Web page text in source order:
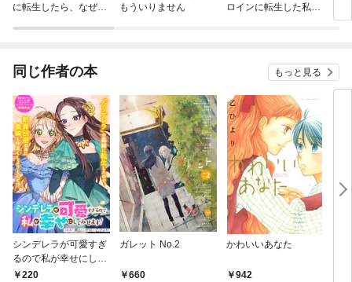
に転生したら、なぜか
もういりません
ロインに転生した私、
同じ作者の本 もっと見る
シンデレラが可愛すぎ
るので私が幸せにして
みせます！
220
ガレット No.2
660
かわいいあなた
942